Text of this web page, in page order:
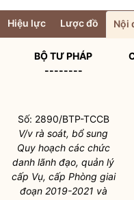
Hiệu lực Lược đồ Nội
BỘ TƯ PHÁP
--------
Số: 2890/BTP-TCCB
V/v rà soát, bổ sung
Quy hoạch các chức
danh lãnh đạo, quản lý
cấp Vụ, cấp Phòng giai
đoạn 2019-2021 và